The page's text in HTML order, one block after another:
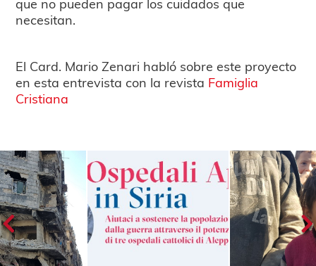
necesitan.
El Card. Mario Zenari habló sobre este proyecto
en esta entrevista con la revista Famiglia
Cristiana